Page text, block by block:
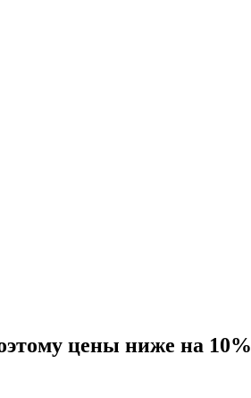
цены ниже на 10%